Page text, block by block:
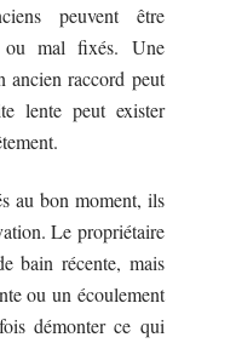
peuvent être
ou mal fixés. Une
ancien raccord peut
lente peut exister
au bon moment, ils
Le propriétaire
bain récente, mais
ou un écoulement
démonter ce qui